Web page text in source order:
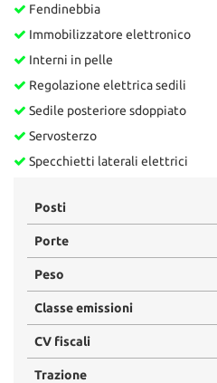
Fendinebbia
Immobilizzatore elettronico
Interni in pelle
Regolazione elettrica sedili
Sedile posteriore sdoppiato
Servosterzo
Specchietti laterali elettrici
Posti
Porte
Peso
Classe emissioni
CV fiscali
Trazione